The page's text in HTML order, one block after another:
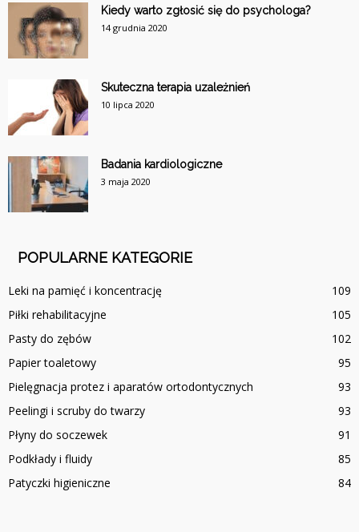
Kiedy warto zgłosić się do psychologa?
14 grudnia 2020
Skuteczna terapia uzależnień
10 lipca 2020
Badania kardiologiczne
3 maja 2020
POPULARNE KATEGORIE
Leki na pamięć i koncentrację
109
Piłki rehabilitacyjne
105
Pasty do zębów
102
Papier toaletowy
95
Pielęgnacja protez i aparatów ortodontycznych
93
Peelingi i scruby do twarzy
93
Płyny do soczewek
91
Podkłady i fluidy
85
Patyczki higieniczne
84